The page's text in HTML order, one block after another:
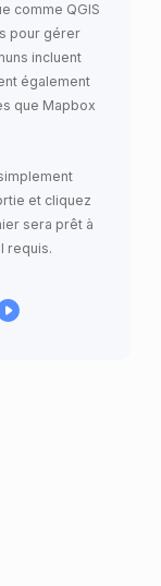
comme QGIS
pour gérer
incluent
également
que Mapbox
et cliquez
sera prêt à
requis.